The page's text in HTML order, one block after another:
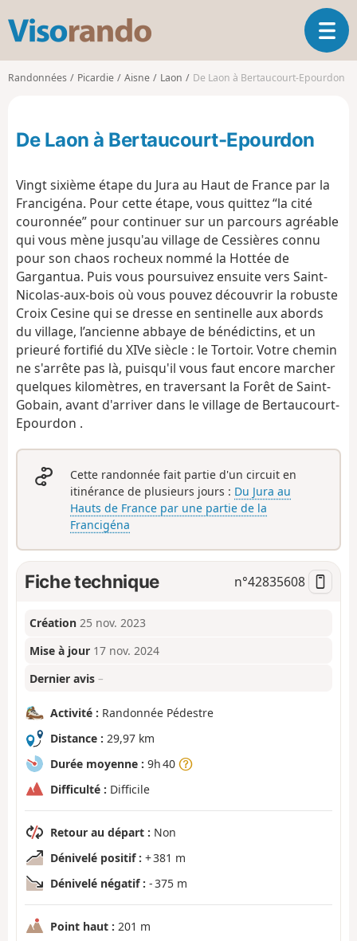
s
o
d
O
u
v
a
i
i
Randonnées Picardie Aisne Laon De Laon à Bertaucourt-Epourdon
De Laon à Bertaucourt-Epourdon
Vingt sixième étape du Jura au Haut de France par la
Francigéna. Pour cette étape, vous quittez “la cité
couronnée” pour continuer sur un parcours agréable
qui vous mène jusqu'au village de Cessières connu
pour son chaos rocheux nommé la Hottée de
Gargantua. Puis vous poursuivez ensuite vers Saint-
Nicolas-aux-bois où vous pouvez découvrir la robuste
Croix Cesine qui se dresse en sentinelle aux abords
du village, l’ancienne abbaye de bénédictins, et un
prieuré fortifié du XIV​e​ siècle : le Tortoir. Votre chemin
ne s'arrête pas là, puisqu'il vous faut encore marcher
quelques kilomètres, en traversant la Forêt de Saint-
Gobain, avant d'arriver dans le village de Bertaucourt-
Epourdon .
Cette randonnée fait partie d'un circuit en
itinérance de plusieurs jours : Du Jura au
Hauts de France par une partie de la
Francigéna
Fiche technique n°42835608
Création 25 nov. 2023
Mise à jour 17 nov. 2024
Dernier avis –
Activité : Randonnée Pédestre
Distance : 29,97 km
Durée moyenne : 9h 40
Difficulté : Difficile
Retour au départ : Non
Dénivelé positif : + 381 m
Dénivelé négatif : - 375 m
Point haut : 201 m